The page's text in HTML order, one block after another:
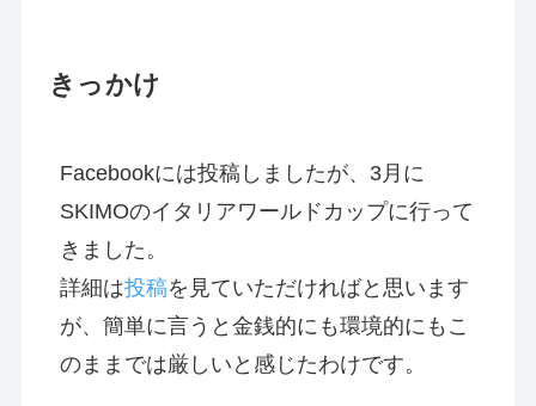
きっかけ
Facebookには投稿しましたが、3月に
SKIMOのイタリアワールドカップに行って
きました。
詳細は投稿を見ていただければと思います
が、簡単に言うと金銭的にも環境的にもこ
のままでは厳しいと感じたわけです。